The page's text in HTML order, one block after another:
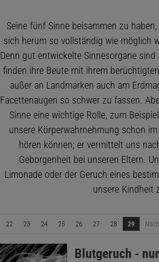
Seine fünf Sinne beisammen zu
sich herum so vollständig wie möglich
Denn gut entwickelte Sinnesorgane
finden ihre Beute mit ihrem
außer an Landmarken auch am
Facettenaugen so schwer zu fassen.
Sinne eine wichtige Rolle, zum
unsere Körperwahrnehmung schon
hören können; er vermittelt uns
Geborgenheit bei unseren Eltern.
Limonade oder der Geruch eines
unsere Kindheit
22 23 24 25 26 27 28 29
:
Blutgeruch -